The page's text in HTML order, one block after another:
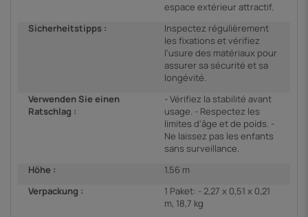
espace extérieur attractif.
Sicherheitstipps :
Inspectez régulièrement
les fixations et vérifiez
l'usure des matériaux pour
assurer sa sécurité et sa
longévité.
Verwenden Sie einen
Ratschlag :
- Vérifiez la stabilité avant
usage. - Respectez les
limites d'âge et de poids. -
Ne laissez pas les enfants
sans surveillance.
Höhe :
1.56 m
Verpackung :
1 Paket: - 2,27 x 0,51 x 0,21
m, 18,7 kg